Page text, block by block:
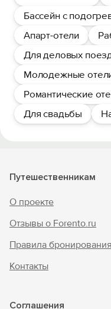
Бассейн с
Апарт-отели
Для деловых
Молодежные
Романтические
Для свадьбы
Путешественникам
О проекте
Отзывы о Forento.ru
Правила бронирования
Контакты
Соглашения